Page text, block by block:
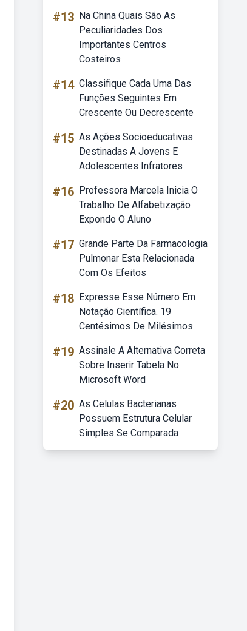
#13 Na China Quais São As
Peculiaridades Dos
Importantes Centros
Costeiros
#14 Classifique Cada Uma Das
Funções Seguintes Em
Crescente Ou Decrescente
#15 As Ações Socioeducativas
Destinadas A Jovens E
Adolescentes Infratores
#16 Professora Marcela Inicia O
Trabalho De Alfabetização
Expondo O Aluno
#17 Grande Parte Da Farmacologia
Pulmonar Esta Relacionada
Com Os Efeitos
#18 Expresse Esse Número Em
Notação Científica. 19
Centésimos De Milésimos
#19 Assinale A Alternativa Correta
Sobre Inserir Tabela No
Microsoft Word
#20 As Celulas Bacterianas
Possuem Estrutura Celular
Simples Se Comparada